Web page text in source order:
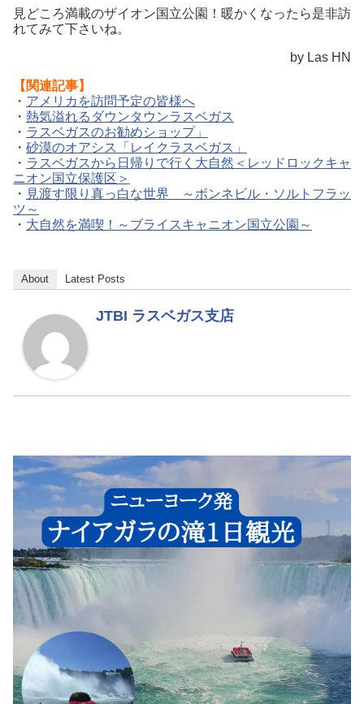
見どころ満載のザイオン国立公園！暖かくなったら是非訪
れてみて下さいね。
by Las HN
【関連記事】
・ アメリカを訪問予定の皆様へ
・ 熱気溢れるダウンタウンラスベガス
・ ラスベガスのお勧めショップ」
・ 砂漠のオアシス「レイクラスベガス」
・ ラスベガスから日帰りで行く大自然＜レッドロックキャ
ニオン国立保護区＞
・ 見渡す限り真っ白な世界 ～ボンネビル・ソルトフラッ
ツ～
・ 大自然を満喫！～ブライスキャニオン国立公園～
About Latest Posts
JTBI ラスベガス支店